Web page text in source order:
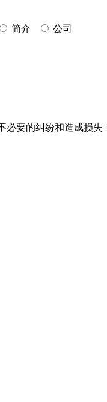
简介
公司
要的纠纷和造成损失